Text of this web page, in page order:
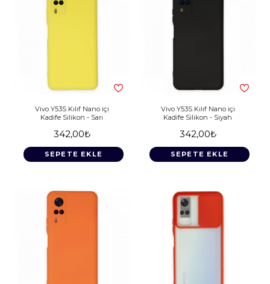
Vivo Y53S Kılıf Nano içi
Kadife Silikon - Sarı
342,00₺
SEPETE EKLE
Vivo Y53S Kılıf Nano içi
Kadife Silikon - Siyah
342,00₺
SEPETE EKLE